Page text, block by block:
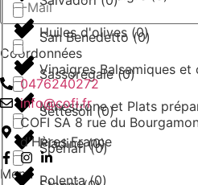
Huiles d'olives (0)
Vinaigres Balsamiques et
Minestrone et Plats
Piadine(0)
Polenta(0)
San Benedetto(0)
Sassoregale(0)
Settesoli(0)
Sperlari(0)
Coordonnées
0476240272
info@cofi.fr
COFI SA 8 rue du
d'Hères France
Menu